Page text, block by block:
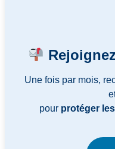
Une fois par mois,
pour protéger